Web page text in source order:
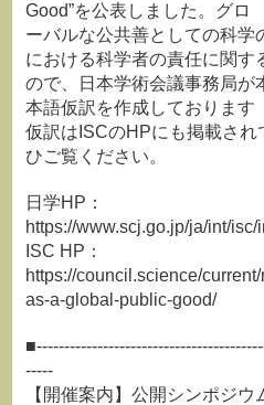
Good”を公表しました。グロ
ーバルな公共善としての科学
における科学者の責任に関す
ので、日本学術会議事務局が
本語仮訳を作成しております
仮訳はISCのHPにも掲載され
ひご覧ください。
日学HP：
https://www.scj.go.jp/ja/int/isc/
ISC HP：
https://council.science/
as-a-global-public-good/
-----
【開催案内】公開シンポジウ